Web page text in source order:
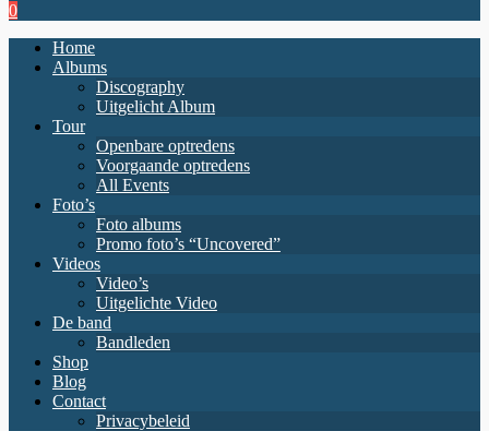
0
Home
Albums
Discography
Uitgelicht Album
Tour
Openbare optredens
Voorgaande optredens
All Events
Foto’s
Foto albums
Promo foto’s “Uncovered”
Videos
Video’s
Uitgelichte Video
De band
Bandleden
Shop
Blog
Contact
Privacybeleid